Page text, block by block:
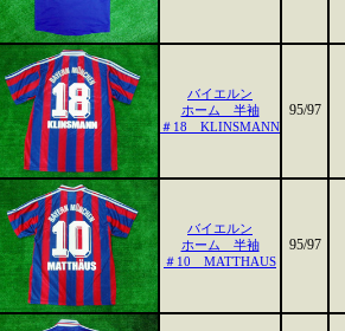
バイエルン
ホーム 半袖
＃18 KLINSMANN
95/97
バイエルン
ホーム 半袖
＃10 MATTHAUS
95/97